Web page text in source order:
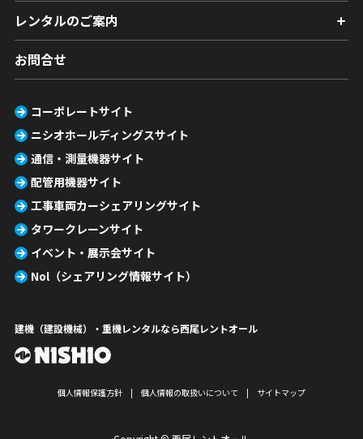
レンタルのご案内
お問合せ
コーポレートサイト
ニシオホールディングスサイト
通信・測量機器サイト
配管用機器サイト
工事車両カーシェアリングサイト
タワークレーンサイト
イベント・展示会サイト
Nol（シェアリング情報サイト）
建機（建設機械）・重機レンタルなら西尾レントオール
個人情報保護方針 個人情報の取扱いについて サイトマップ